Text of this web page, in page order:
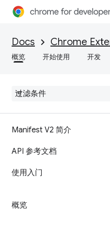
Docs Chrome
概览 开始使用 开发
Manifest V2 简介
API 参考文档
使用入门
概览